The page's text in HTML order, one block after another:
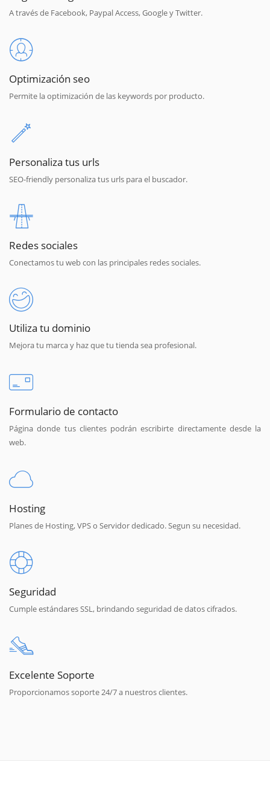
A través de Facebook, Paypal Access, Google y Twitter.
Optimización seo
Permite la optimización de las keywords por producto.
Personaliza tus urls
SEO-friendly personaliza tus urls para el buscador.
Redes sociales
Conectamos tu web con las principales redes sociales.
Utiliza tu dominio
Mejora tu marca y haz que tu tienda sea profesional.
Formulario de contacto
Página donde tus clientes podrán escribirte directamente desde la
web.
Hosting
Planes de Hosting, VPS o Servidor dedicado. Segun su necesidad.
Seguridad
Cumple estándares SSL, brindando seguridad de datos cifrados.
Excelente Soporte
Proporcionamos soporte 24/7 a nuestros clientes.